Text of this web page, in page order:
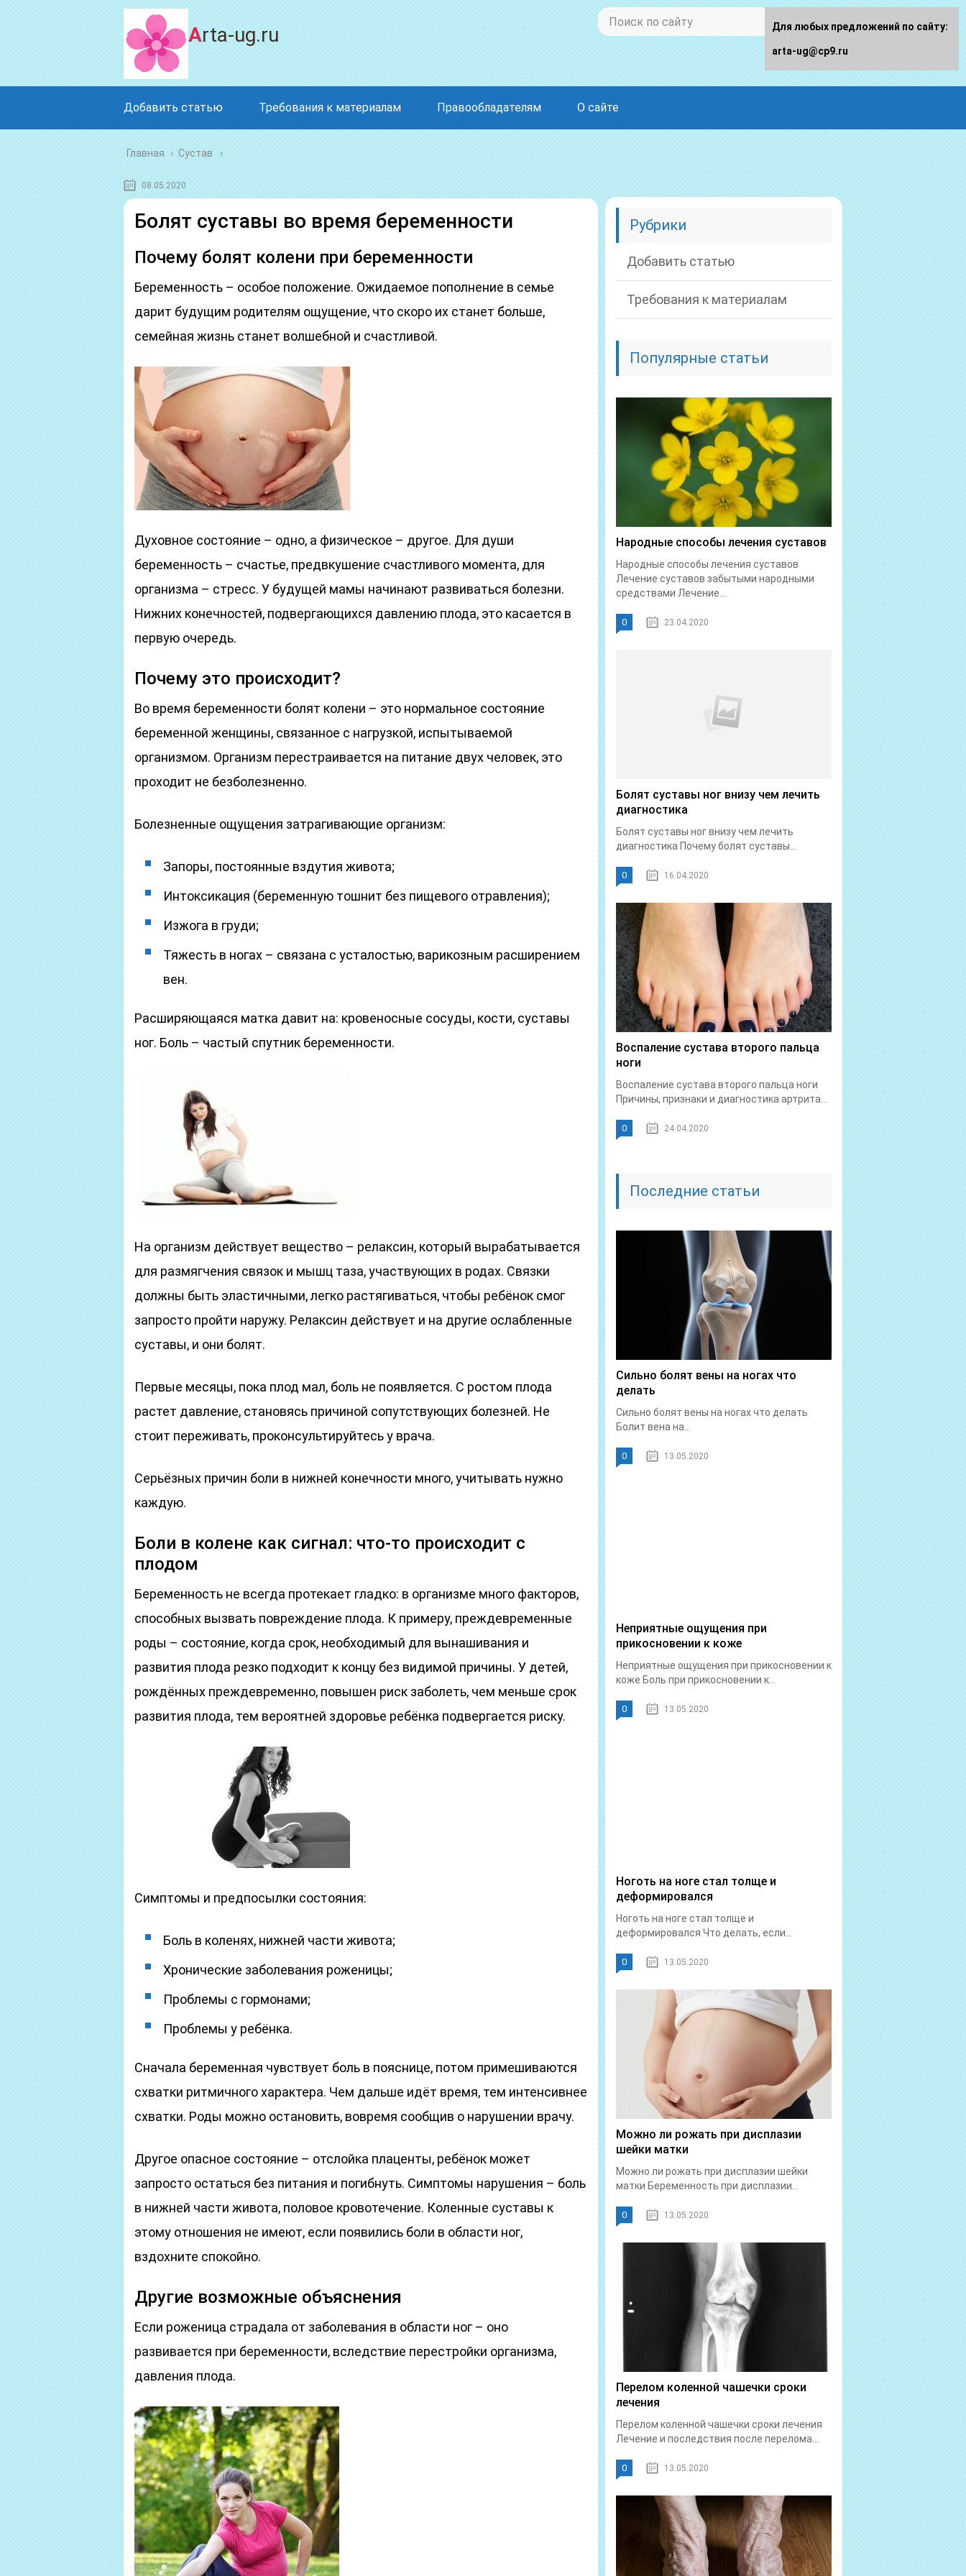
Arta-ug.ru
Добавить статью Требования к материалам Правообладателям О сайте
Главная › Сустав
08.05.2020
Болят суставы во время беременности
Почему болят колени при беременности
Беременность – особое положение. Ожидаемое пополнение в семье
дарит будущим родителям ощущение, что скоро их станет больше,
семейная жизнь станет волшебной и счастливой.
Духовное состояние – одно, а физическое – другое. Для души
беременность – счастье, предвкушение счастливого момента, для
организма – стресс. У будущей мамы начинают развиваться болезни.
Нижних конечностей, подвергающихся давлению плода, это касается в
первую очередь.
Почему это происходит?
Во время беременности болят колени – это нормальное состояние
беременной женщины, связанное с нагрузкой, испытываемой
организмом. Организм перестраивается на питание двух человек, это
проходит не безболезненно.
Болезненные ощущения затрагивающие организм:
Запоры, постоянные вздутия живота;
Интоксикация (беременную тошнит без пищевого отравления);
Изжога в груди;
Тяжесть в ногах – связана с усталостью, варикозным расширением
вен.
Расширяющаяся матка давит на: кровеносные сосуды, кости, суставы
ног. Боль – частый спутник беременности.
На организм действует вещество – релаксин, который вырабатывается
для размягчения связок и мышц таза, участвующих в родах. Связки
должны быть эластичными, легко растягиваться, чтобы ребёнок смог
запросто пройти наружу. Релаксин действует и на другие ослабленные
суставы, и они болят.
Первые месяцы, пока плод мал, боль не появляется. С ростом плода
растет давление, становясь причиной сопутствующих болезней. Не
стоит переживать, проконсультируйтесь у врача.
Серьёзных причин боли в нижней конечности много, учитывать нужно
каждую.
Боли в колене как сигнал: что-то происходит с
плодом
Беременность не всегда протекает гладко: в организме много факторов,
способных вызвать повреждение плода. К примеру, преждевременные
роды – состояние, когда срок, необходимый для вынашивания и
развития плода резко подходит к концу без видимой причины. У детей,
рождённых преждевременно, повышен риск заболеть, чем меньше срок
развития плода, тем вероятней здоровье ребёнка подвергается риску.
Симптомы и предпосылки состояния:
Боль в коленях, нижней части живота;
Хронические заболевания роженицы;
Проблемы с гормонами;
Проблемы у ребёнка.
Сначала беременная чувствует боль в пояснице, потом примешиваются
схватки ритмичного характера. Чем дальше идёт время, тем интенсивнее
схватки. Роды можно остановить, вовремя сообщив о нарушении врачу.
Другое опасное состояние – отслойка плаценты, ребёнок может
запросто остаться без питания и погибнуть. Симптомы нарушения – боль
в нижней части живота, половое кровотечение. Коленные суставы к
этому отношения не имеют, если появились боли в области ног,
вздохните спокойно.
Другие возможные объяснения
Если роженица страдала от заболевания в области ног – оно
развивается при беременности, вследствие перестройки организма,
давления плода.
Рубрики
Добавить статью
Требования к материалам
Популярные статьи
Народные способы лечения суставов
Народные способы лечения суставов
Лечение суставов забытыми народными
средствами Лечение...
0 23.04.2020
Болят суставы ног внизу чем лечить
диагностика
Болят суставы ног внизу чем лечить
диагностика Почему болят суставы...
0 16.04.2020
Воспаление сустава второго пальца
ноги
Воспаление сустава второго пальца ноги
Причины, признаки и диагностика артрита...
0 24.04.2020
Последние статьи
Сильно болят вены на ногах что
делать
Сильно болят вены на ногах что делать
Болит вена на...
0 13.05.2020
Неприятные ощущения при
прикосновении к коже
Неприятные ощущения при прикосновении к
коже Боль при прикосновении к...
0 13.05.2020
Ноготь на ноге стал толще и
деформировался
Ноготь на ноге стал толще и
деформировался Что делать, если...
0 13.05.2020
Можно ли рожать при дисплазии
шейки матки
Можно ли рожать при дисплазии шейки
матки Беременность при дисплазии...
0 13.05.2020
Перелом коленной чашечки сроки
лечения
Перелом коленной чашечки сроки лечения
Лечение и последствия после перелома...
0 13.05.2020
Для любых предложений по сайту:
arta-ug@cp9.ru